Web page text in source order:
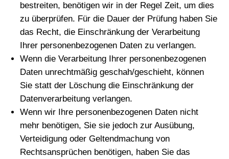
bestreiten, benötigen wir in der Regel Zeit, um dies
zu überprüfen. Für die Dauer der Prüfung haben Sie
das Recht, die Einschränkung der Verarbeitung
Ihrer personenbezogenen Daten zu verlangen.
Wenn die Verarbeitung Ihrer personenbezogenen
Daten unrechtmäßig geschah/geschieht, können
Sie statt der Löschung die Einschränkung der
Datenverarbeitung verlangen.
Wenn wir Ihre personenbezogenen Daten nicht
mehr benötigen, Sie sie jedoch zur Ausübung,
Verteidigung oder Geltendmachung von
Rechtsansprüchen benötigen, haben Sie das